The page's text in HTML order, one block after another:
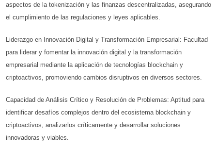
aspectos de la tokenización y las finanzas descentralizadas, asegurando
el cumplimiento de las regulaciones y leyes aplicables.
Liderazgo en Innovación Digital y Transformación Empresarial: Facultad
para liderar y fomentar la innovación digital y la transformación
empresarial mediante la aplicación de tecnologías blockchain y
criptoactivos, promoviendo cambios disruptivos en diversos sectores.
Capacidad de Análisis Crítico y Resolución de Problemas: Aptitud para
identificar desafíos complejos dentro del ecosistema blockchain y
criptoactivos, analizarlos críticamente y desarrollar soluciones
innovadoras y viables.